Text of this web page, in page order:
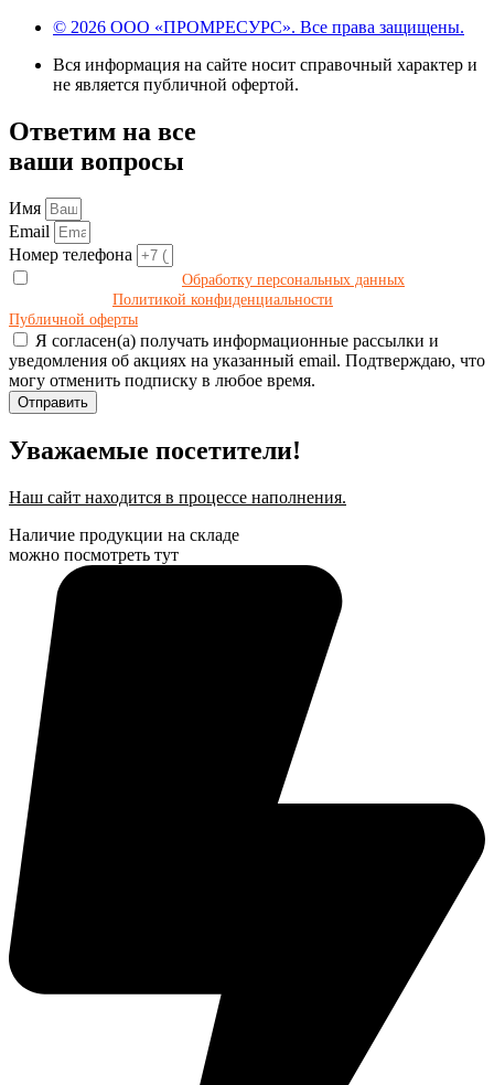
© 2026 ООО «ПРОМРЕСУРС». Все права защищены.
Вся информация на сайте носит справочный характер и
не является публичной офертой.
Ответим на все
ваши вопросы
Имя
Email
Номер телефона
Обработку персональных данных
Политикой конфиденциальности
Публичной оферты
Я согласен(а) получать информационные рассылки и
уведомления об акциях на указанный email. Подтверждаю, что
могу отменить подписку в любое время.
Отправить
Уважаемые посетители!
Наш сайт находится в процессе наполнения.
Наличие продукции на складе
можно посмотреть тут